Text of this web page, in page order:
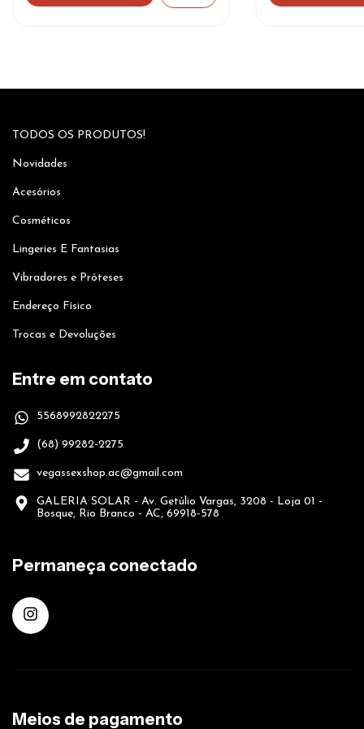
TODOS OS PRODUTOS!
Novidades
Acesórios
Cosméticos
Lingeries E Fantasias
Vibradores e Próteses
Endereço Físico
Trocas e Devoluções
Entre em contato
5568992822275
(68) 99282-2275
vegassexshop.ac@gmail.com
GALERIA SOLAR - Av. Getúlio Vargas, 3208 - Loja 01 -
Bosque, Rio Branco - AC, 69918-578
Permaneça conectado
Meios de pagamento